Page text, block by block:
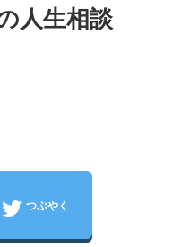
人生相談
つぶやく